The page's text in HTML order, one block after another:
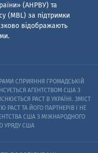
(АНРВУ) та
(MBL) за підтримки
відображають
СПРИЯННЯ ГРОМАДСЬКІЙ
АГЕНТСТВОМ США З
PACT В УКРАЇНІ. ЗМІСТ
PACT ТА ЙОГО ПАРТНЕРІВ I НЕ
США З МІЖНАРОДНОГО
УРЯДУ США